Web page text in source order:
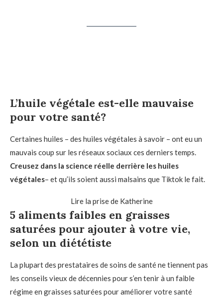
L’huile végétale est-elle mauvaise
pour votre santé?
Certaines huiles – des huiles végétales à savoir – ont eu un
mauvais coup sur les réseaux sociaux ces derniers temps.
Creusez dans la science réelle derrière les huiles
végétales– et qu’ils soient aussi malsains que Tiktok le fait.
Lire la prise de Katherine
5 aliments faibles en graisses
saturées pour ajouter à votre vie,
selon un diététiste
La plupart des prestataires de soins de santé ne tiennent pas
les conseils vieux de décennies pour s’en tenir à un faible
régime en graisses saturées pour améliorer votre santé